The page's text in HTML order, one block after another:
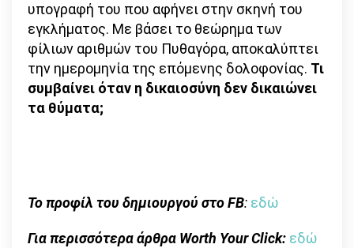
υπογραφή του που αφήνει στην σκηνή του
εγκλήματος. Με βάσει το θεώρημα των
φίλιων αριθμών του Πυθαγόρα, αποκαλύπτει
την ημερομηνία της επόμενης δολοφονίας. Τι
συμβαίνει όταν η δικαιοσύνη δεν δικαιώνει
τα θύματα;
Το προφίλ του δημιουργού στο FB: εδώ
Για περισσότερα άρθρα Worth Your Click: εδώ